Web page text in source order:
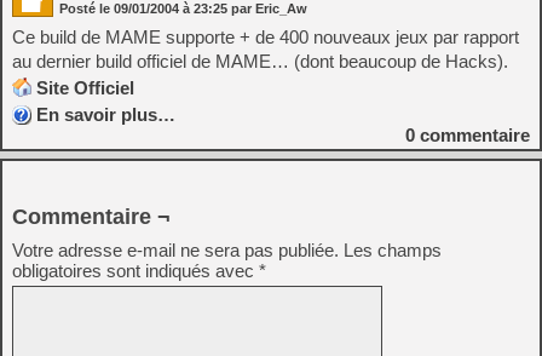
Posté le 09/01/2004 à 23:25 par Eric_Aw
Ce build de MAME supporte + de 400 nouveaux jeux par rapport
au dernier build officiel de MAME… (dont beaucoup de Hacks).
Site Officiel
En savoir plus…
0 commentaire
Commentaire ¬
Votre adresse e-mail ne sera pas publiée. Les champs
obligatoires sont indiqués avec *